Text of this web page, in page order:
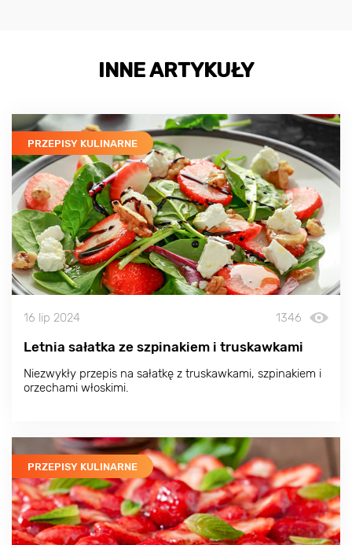
INNE ARTYKUŁY
PRZEPISY KULINARNE
16 lip 2024 1346
Letnia sałatka ze szpinakiem i truskawkami
Niezwykły przepis na sałatkę z truskawkami, szpinakiem i
orzechami włoskimi.
PRZEPISY KULINARNE